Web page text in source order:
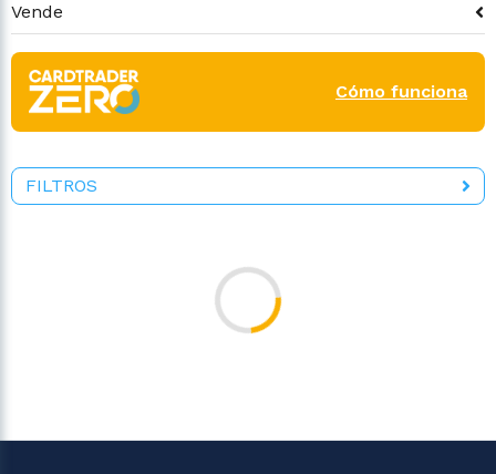
Vende
Cómo funciona
FILTROS